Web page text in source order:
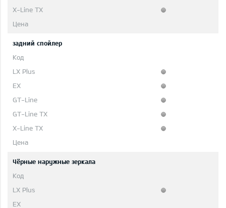
задний спойлер
Чёрные наружные зеркала